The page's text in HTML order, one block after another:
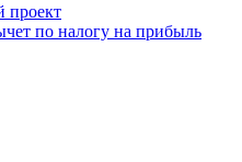
проект
по налогу на прибыль